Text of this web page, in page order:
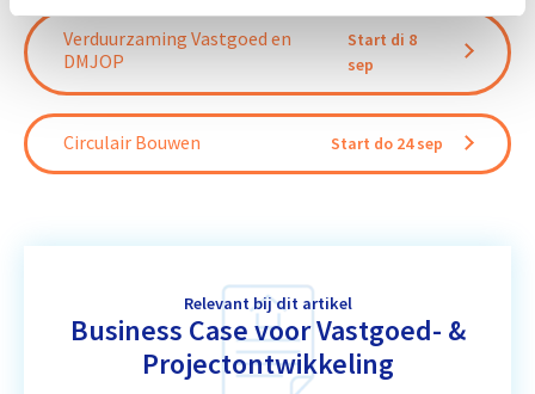
Verduurzaming Vastgoed en
DMJOP
Start di 8
sep
Circulair Bouwen Start do 24 sep
Relevant bij dit artikel
Business Case voor Vastgoed- &
Projectontwikkeling